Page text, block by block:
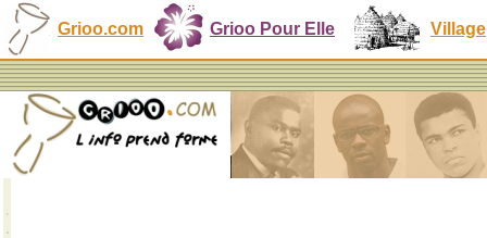
Grioo.com Grioo Pour Elle Village